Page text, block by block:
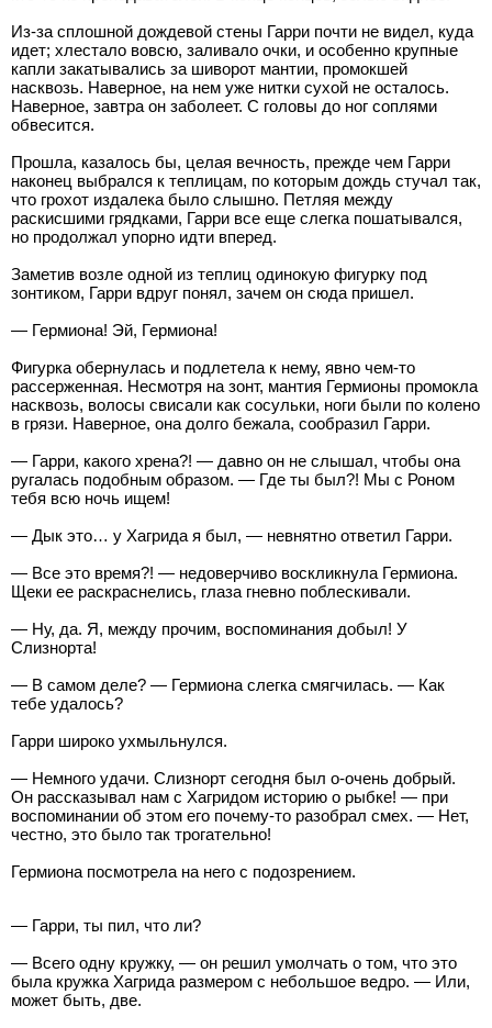
Из-за сплошной дождевой стены Гарри почти не видел, куда
идет; хлестало вовсю, заливало очки, и особенно крупные
капли закатывались за шиворот мантии, промокшей
насквозь. Наверное, на нем уже нитки сухой не осталось.
Наверное, завтра он заболеет. С головы до ног соплями
обвесится.
Прошла, казалось бы, целая вечность, прежде чем Гарри
наконец выбрался к теплицам, по которым дождь стучал так,
что грохот издалека было слышно. Петляя между
раскисшими грядками, Гарри все еще слегка пошатывался,
но продолжал упорно идти вперед.
Заметив возле одной из теплиц одинокую фигурку под
зонтиком, Гарри вдруг понял, зачем он сюда пришел.
— Гермиона! Эй, Гермиона!
Фигурка обернулась и подлетела к нему, явно чем-то
рассерженная. Несмотря на зонт, мантия Гермионы промокла
насквозь, волосы свисали как сосульки, ноги были по колено
в грязи. Наверное, она долго бежала, сообразил Гарри.
— Гарри, какого хрена?! — давно он не слышал, чтобы она
ругалась подобным образом. — Где ты был?! Мы с Роном
тебя всю ночь ищем!
— Дык это… у Хагрида я был, — невнятно ответил Гарри.
— Все это время?! — недоверчиво воскликнула Гермиона.
Щеки ее раскраснелись, глаза гневно поблескивали.
— Ну, да. Я, между прочим, воспоминания добыл! У
Слизнорта!
— В самом деле? — Гермиона слегка смягчилась. — Как
тебе удалось?
Гарри широко ухмыльнулся.
— Немного удачи. Слизнорт сегодня был о-очень добрый.
Он рассказывал нам с Хагридом историю о рыбке! — при
воспоминании об этом его почему-то разобрал смех. — Нет,
честно, это было так трогательно!
Гермиона посмотрела на него с подозрением.
— Гарри, ты пил, что ли?
— Всего одну кружку, — он решил умолчать о том, что это
была кружка Хагрида размером с небольшое ведро. — Или,
может быть, две.